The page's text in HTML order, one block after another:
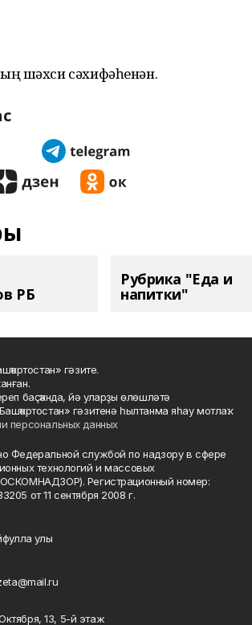
шәхси сәхифәһенән.
РБ
Рубрика "Еда и
напитки"
гәзите.
баҫҡанда, йә уларҙы өлөшләтә
гәзитенә һылтанма яһау мотлаҡ.
персональных данных
Федеральной службой по надзору в сфере
технологий и массовых
Регистрационный номер:
от 11 сентября 2008 г.
улы
13, 5-й этаж